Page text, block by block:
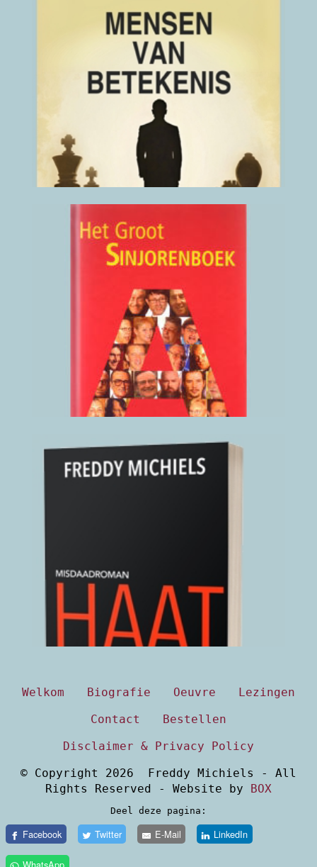
Mensen van betekenis
2026
(klik hier voor details)
Verklarend
Woordenboek
Antwerpse Taal
2006
(klik hier voor details)
Haat
Welkom Biografie Oeuvre
Lezingen
Contact
Bestellen
Disclaimer & Privacy Policy
© Copyright 2026 Freddy Michiels - All
Rights Reserved - Website by
BOX
Deel deze pagina:
Facebook Twitter E-Mail LinkedIn